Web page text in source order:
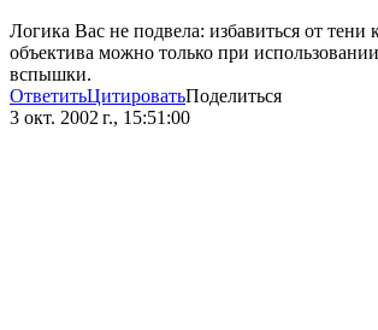
Логика Вас не подвела: избавиться от тени
объектива можно только при
вспышки.
ОтветитьЦитироватьПоделиться
3 окт. 2002 г., 15:51:00